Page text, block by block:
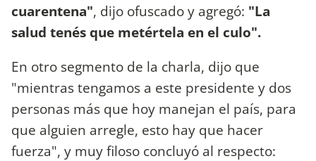
cuarentena", dijo ofuscado y agregó: "La
salud tenés que metértela en el culo".
En otro segmento de la charla, dijo que
"mientras tengamos a este presidente y dos
personas más que hoy manejan el país, para
que alguien arregle, esto hay que hacer
fuerza", y muy filoso concluyó al respecto: